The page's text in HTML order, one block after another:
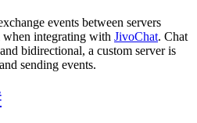
events between servers
integrating with JivoChat. Chat
bidirectional, a custom server is
sending events.